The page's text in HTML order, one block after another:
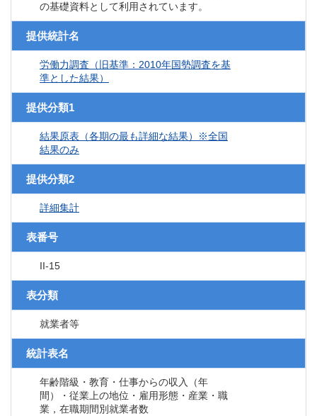
の基礎資料として利用されています。
提供統計名
労働力調査（旧基準：2010年国勢調査を基
準とした結果）
提供分類1
結果原表（各期の最も詳細な結果）※全国
結果のみ
提供分類2
詳細集計
表番号
II-15
表分類
就業者等
統計表名
年齢階級・教育・仕事からの収入（年
間）・従業上の地位・雇用形態・産業・職
業，在職期間別就業者数